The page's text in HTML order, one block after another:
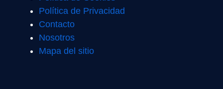
Política de Privacidad
Contacto
Nosotros
Mapa del sitio